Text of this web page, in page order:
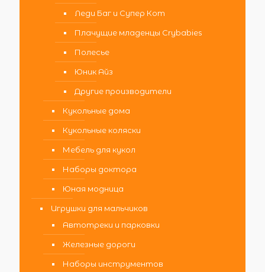
Леди Баг и Супер Кот
Плачущие младенцы Crybabies
Полесье
Юник Айз
Другие производители
Кукольные дома
Кукольные коляски
Мебель для кукол
Наборы доктора
Юная модница
Игрушки для мальчиков
Автотреки и парковки
Железные дороги
Наборы инструментов